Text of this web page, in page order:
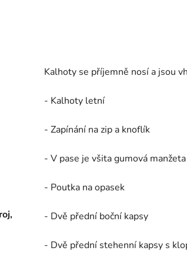
Kalhoty se příjemně nosí a jsou
- Kalhoty letní
- Zapínání na zip a knoflík
- V pase je všita gumová manžeta
- Poutka na opasek
- Dvě přední boční kapsy
- Dvě přední stehenní kapsy s